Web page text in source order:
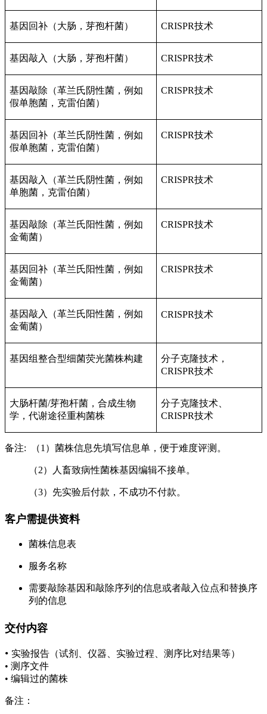
基因回补（大肠，芽孢杆菌） CRISPR技术
基因敲入（大肠，芽孢杆菌） CRISPR技术
基因敲除（革兰氏阴性菌，例如
假单胞菌，克雷伯菌）
CRISPR技术
基因回补（革兰氏阴性菌，例如
假单胞菌，克雷伯菌）
CRISPR技术
基因敲入（革兰氏阴性菌，例如
单胞菌，克雷伯菌）
CRISPR技术
基因敲除（革兰氏阳性菌，例如
金葡菌）
CRISPR技术
基因回补（革兰氏阳性菌，例如
金葡菌）
CRISPR技术
基因敲入（革兰氏阳性菌，例如
金葡菌）
CRISPR技术
基因组整合型细菌荧光菌株构建
分子克隆技术，
CRISPR技术
大肠杆菌/芽孢杆菌，合成生物
学，代谢途径重构菌株
分子克隆技术、
CRISPR技术
备注: （1）菌株信息先填写信息单，便于难度评测。
（2）人畜致病性菌株基因编辑不接单。
（3）先实验后付款，不成功不付款。
客户需提供资料
菌株信息表
服务名称
需要敲除基因和敲除序列的信息或者敲入位点和替换序
列的信息
交付内容
• 实验报告（试剂、仪器、实验过程、测序比对结果等）
• 测序文件
• 编辑过的菌株
备注：